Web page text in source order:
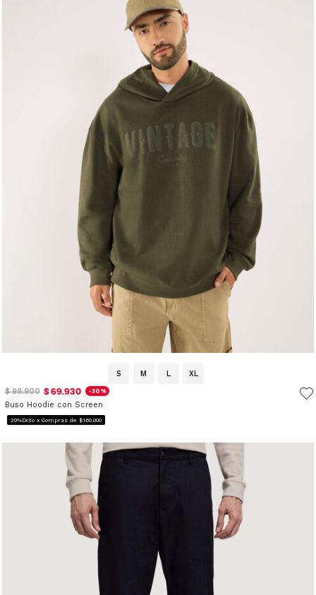
S M L
XL
$ 99.900 $ 69.930 -30%
Buso Hoodie con Screen
20%Dcto x Compras de $160.000